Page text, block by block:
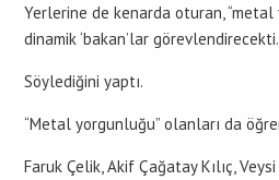
Yerlerine de kenarda oturan,
dinamik ‘bakan’lar görevlendirecekti.
Söylediğini yaptı.
“Metal yorgunluğu” olanları da
Faruk Çelik, Akif Çağatay Kılıç,